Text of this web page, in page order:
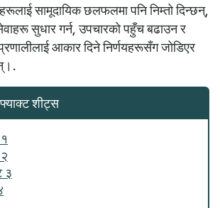
सामूदायिक छलफलमा पनि निम्तो दिन्छन्,
सुधार गर्न, उपचारको पहुँच बढाउन र
आकार दिने निर्णयहरूसँग जोडिएर
शीट्स
३